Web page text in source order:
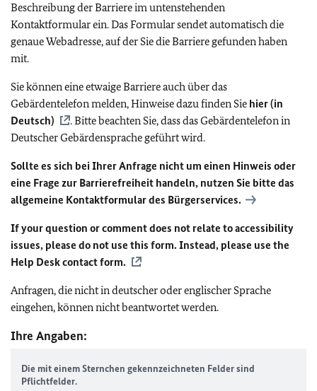
Beschreibung der Barriere im untenstehenden
Kontaktformular ein. Das Formular sendet automatisch die
genaue Webadresse, auf der Sie die Barriere gefunden haben
mit.
Sie können eine etwaige Barriere auch über das
Gebärdentelefon melden, Hinweise dazu finden Sie hier (in
Deutsch)
. Bitte beachten Sie, dass das Gebärdentelefon in
Deutscher Gebärdensprache geführt wird.
Sollte es sich bei Ihrer Anfrage nicht um einen Hinweis oder
eine Frage zur Barrierefreiheit handeln, nutzen Sie bitte das
allgemeine Kontaktformular des Bürgerservices.
If your question or comment does not relate to accessibility
issues, please do not use this form. Instead, please use the
Help Desk contact form.
Anfragen, die nicht in deutscher oder englischer Sprache
eingehen, können nicht beantwortet werden.
Ihre Angaben:
Die mit einem Sternchen gekennzeichneten Felder sind
Pflichtfelder.